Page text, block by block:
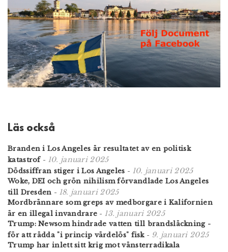
Läs också
Branden i Los Angeles är resultatet av en politisk
katastrof- 10. januari 2025
Dödssiffran stiger i Los Angeles - 10. januari 2025
Woke, DEI och grön nihilism förvandlade Los Angeles
till Dresden - 18. januari 2025
Mordbrännare som greps av medborgare i Kalifornien
är en illegal invandrare - 13. januari 2025
Trump: Newsom hindrade vatten till brandsläckning -
för att rädda "i princip värdelös" fisk- 9. januari 2025
Trump har inlett sitt krig mot vänsterradikala